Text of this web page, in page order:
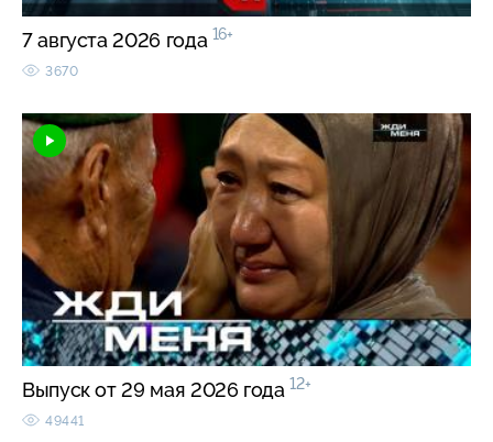
7 августа 2026 года 16+
3670
Выпуск от 29 мая 2026 года 12+
49441